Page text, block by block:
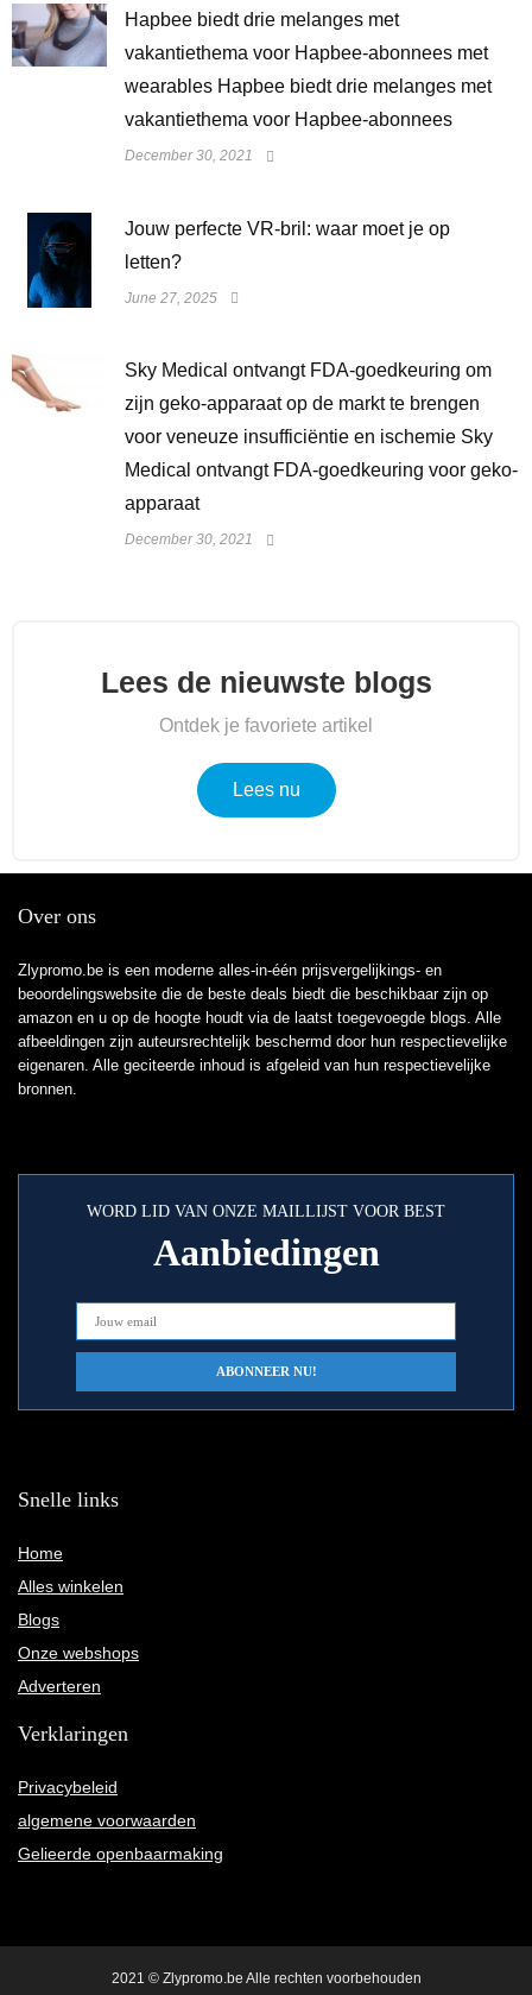
Hapbee biedt drie melanges met
vakantiethema voor Hapbee-abonnees met
wearables Hapbee biedt drie melanges met
vakantiethema voor Hapbee-abonnees
December 30, 2021
Jouw perfecte VR-bril: waar moet je op
letten?
June 27, 2025
Sky Medical ontvangt FDA-goedkeuring om
zijn geko-apparaat op de markt te brengen
voor veneuze insufficiëntie en ischemie Sky
Medical ontvangt FDA-goedkeuring voor geko-
apparaat
December 30, 2021
Lees de nieuwste blogs
Ontdek je favoriete artikel
Lees nu
Over ons
Zlypromo.be is een moderne alles-in-één prijsvergelijkings- en
beoordelingswebsite die de beste deals biedt die beschikbaar zijn op
amazon en u op de hoogte houdt via de laatst toegevoegde blogs. Alle
afbeeldingen zijn auteursrechtelijk beschermd door hun respectievelijke
eigenaren. Alle geciteerde inhoud is afgeleid van hun respectievelijke
bronnen.
WORD LID VAN ONZE MAILLIJST VOOR BEST
Aanbiedingen
Snelle links
Home
Alles winkelen
Blogs
Onze webshops
Adverteren
Verklaringen
Privacybeleid
algemene voorwaarden
Gelieerde openbaarmaking
2021 © Zlypromo.be Alle rechten voorbehouden